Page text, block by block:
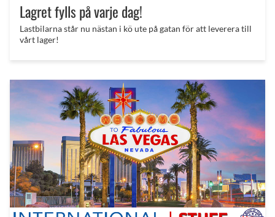
Lagret fylls på varje dag!
Lastbilarna står nu nästan i kö ute på gatan för att leverera till
vårt lager!